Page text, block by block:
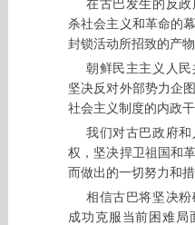
在古巴发生的反
杀社会主义和革命的
封锁活动所招致的产物
朝鲜民主主义人
坚决反对外部势力企
社会主义制度的内政干
我们对古巴政府
权，坚决捍卫祖国和
而做出的一切努力和
相信古巴将坚决粉
成功克服当前困难局